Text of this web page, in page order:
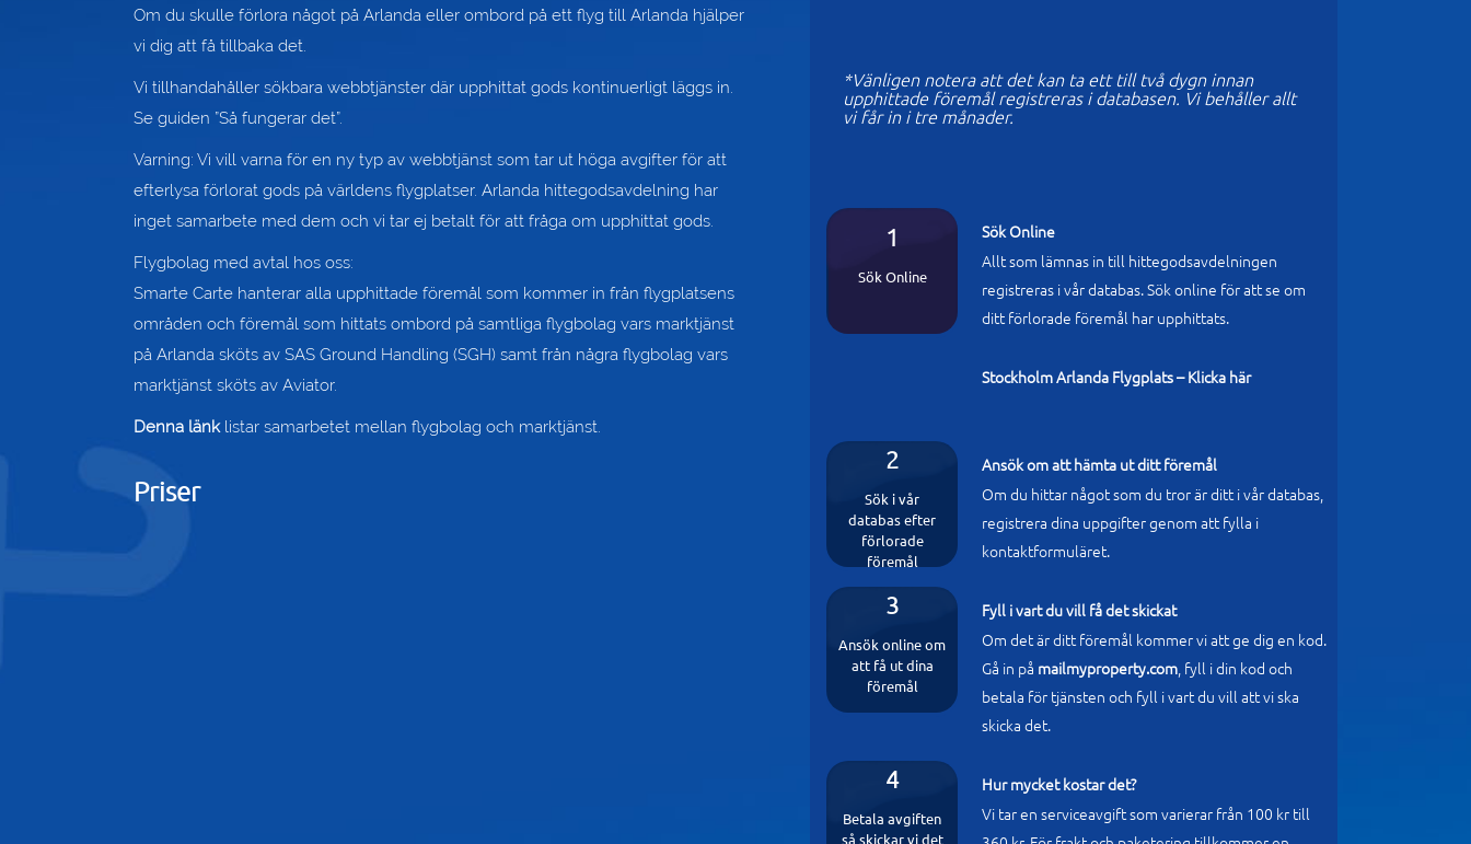
Om du skulle förlora något på Arlanda eller ombord på ett flyg till Arlanda hjälper
vi dig att få tillbaka det.
Vi tillhandahåller sökbara webbtjänster där upphittat gods kontinuerligt läggs in.
Se guiden ”Så fungerar det”.
Varning: Vi vill varna för en ny typ av webbtjänst som tar ut höga avgifter för att
efterlysa förlorat gods på världens flygplatser. Arlanda hittegodsavdelning har
inget samarbete med dem och vi tar ej betalt för att fråga om upphittat gods.
Flygbolag med avtal hos oss:
Smarte Carte hanterar alla upphittade föremål som kommer in från flygplatsens
områden och föremål som hittats ombord på samtliga flygbolag vars marktjänst
på Arlanda sköts av SAS Ground Handling (SGH) samt från några flygbolag vars
marktjänst sköts av Aviator.
Denna länklistar samarbetet mellan flygbolag och marktjänst.
Priser
*Vänligen notera att det kan ta ett till två dygn innan
upphittade föremål registreras i databasen. Vi behåller allt
vi får in i tre månader.
1
Sök Online
Sök Online
Allt som lämnas in till hittegodsavdelningen
registreras i vår databas. Sök online för att se om
ditt förlorade föremål har upphittats.
Stockholm Arlanda Flygplats – Klicka här
2
Sök i vår
databas efter
förlorade
föremål
Ansök om att hämta ut ditt föremål
Om du hittar något som du tror är ditt i vår databas,
registrera dina uppgifter genom att fylla i
kontaktformuläret.
3
Ansök online om
att få ut dina
föremål
Fyll i vart du vill få det skickat
Om det är ditt föremål kommer vi att ge dig en kod.
Gå in på mailmyproperty.com, fyll i din kod och
betala för tjänsten och fyll i vart du vill att vi ska
skicka det.
4
Betala avgiften
så skickar vi det
Hur mycket kostar det?
Vi tar en serviceavgift som varierar från 100 kr till